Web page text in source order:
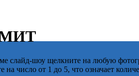
слайд-шоу щелкните на любую
число от 1 до 5, что означает